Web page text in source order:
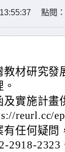
點閱：
教材研究發
及實施計畫
reurl.cc/
有任何疑問
2918-2323